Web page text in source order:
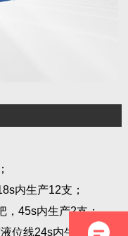
内生产12支；
，45s内生产2支；
位线24s内生产4支；